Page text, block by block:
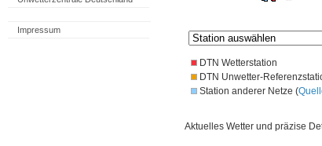
Impressum
DTN Wetterstation
DTN Unwetter-
Station anderer Netze (
Aktuelles Wetter und präzise